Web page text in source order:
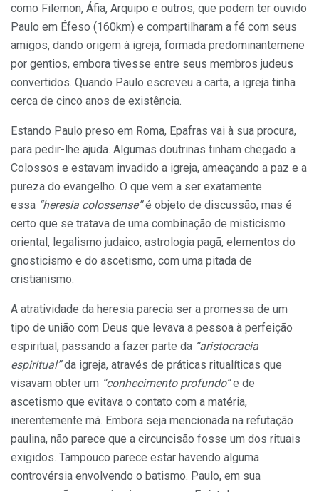
como Filemon, Áfia, Arquipo e outros, que podem ter ouvido
Paulo em Éfeso (160km) e compartilharam a fé com seus
amigos, dando origem à igreja, formada predominantemene
por gentios, embora tivesse entre seus membros judeus
convertidos. Quando Paulo escreveu a carta, a igreja tinha
cerca de cinco anos de existência.
Estando Paulo preso em Roma, Epafras vai à sua procura,
para pedir-lhe ajuda. Algumas doutrinas tinham chegado a
Colossos e estavam invadido a igreja, ameaçando a paz e a
pureza do evangelho. O que vem a ser exatamente
essa “heresia colossense”é objeto de discussão, mas é
certo que se tratava de uma combinação de misticismo
oriental, legalismo judaico, astrologia pagã, elementos do
gnosticismo e do ascetismo, com uma pitada de
cristianismo.
A atratividade da heresia parecia ser a promessa de um
tipo de união com Deus que levava a pessoa à perfeição
espiritual, passando a fazer parte da “aristocracia
espiritual”da igreja, através de práticas ritualíticas que
visavam obter um “conhecimento profundo”e de
ascetismo que evitava o contato com a matéria,
inerentemente má. Embora seja mencionada na refutação
paulina, não parece que a circuncisão fosse um dos rituais
exigidos. Tampouco parece estar havendo alguma
controvérsia envolvendo o batismo. Paulo, em sua